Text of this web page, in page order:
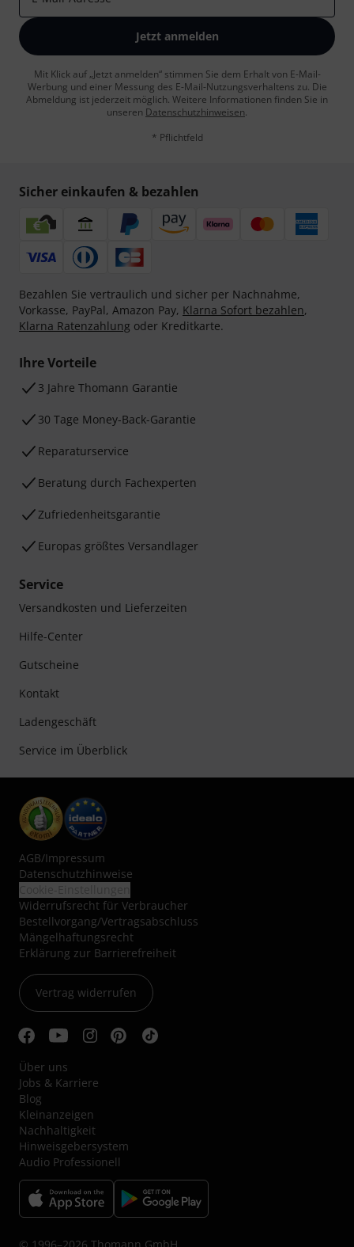
Jetzt anmelden
Mit Klick auf „Jetzt anmelden“ stimmen Sie dem Erhalt von E-Mail-
Werbung und einer Messung des E-Mail-Nutzungsverhaltens zu. Die
Abmeldung ist jederzeit möglich. Weitere Informationen finden Sie in
unseren Datenschutzhinweisen.
* Pflichtfeld
Sicher einkaufen & bezahlen
Bezahlen Sie vertraulich und sicher per Nachnahme,
Vorkasse, PayPal, Amazon Pay, Klarna Sofort bezahlen,
Klarna Ratenzahlung oder Kreditkarte.
Ihre Vorteile
3 Jahre Thomann Garantie
30 Tage Money-Back-Garantie
Reparaturservice
Beratung durch Fachexperten
Zufriedenheitsgarantie
Europas größtes Versandlager
Service
Versandkosten und Lieferzeiten
Hilfe-Center
Gutscheine
Kontakt
Ladengeschäft
Service im Überblick
AGB/Impressum
Datenschutzhinweise
Widerrufsrecht für Verbraucher
Bestellvorgang/Vertragsabschluss
Mängelhaftungsrecht
Erklärung zur Barrierefreiheit
Vertrag widerrufen
Über uns
Jobs & Karriere
Blog
Kleinanzeigen
Nachhaltigkeit
Hinweisgebersystem
Audio Professionell